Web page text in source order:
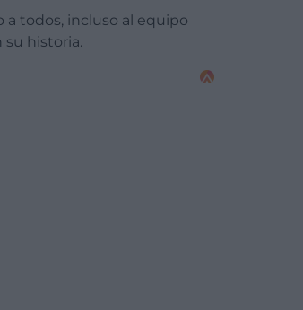
a todos, incluso al equipo
su historia.